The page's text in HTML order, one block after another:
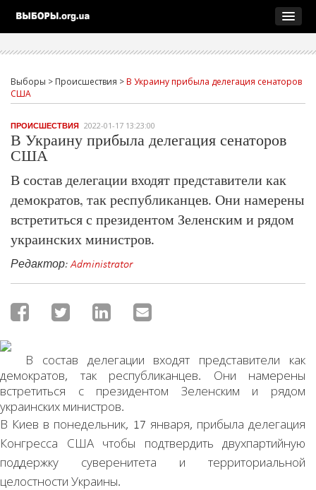
Выборы > Происшествия >В Украину прибыла делегация сенаторов
США
ПРОИСШЕСТВИЯ 2022-01-17 13:23:00
В Украину прибыла делегация сенаторов
США
В состав делегации входят представители как
демократов, так республиканцев. Они намерены
встретиться с президентом Зеленским и рядом
украинских министров.
Редактор:Administrator
В состав делегации входят представители как
демократов, так республиканцев. Они намерены
встретиться с президентом Зеленским и рядом
украинских министров.
В Киев в понедельник, 17 января, прибыла делегация
Конгресса США чтобы подтвердить двухпартийную
поддержку суверенитета и территориальной
целостности Украины.